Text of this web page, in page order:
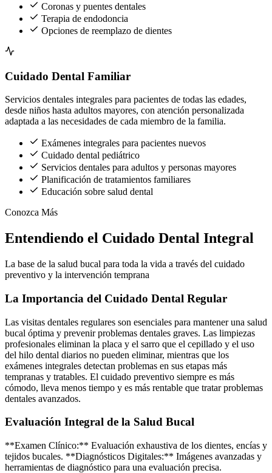
Coronas y puentes dentales
Terapia de endodoncia
Opciones de reemplazo de dientes
Cuidado Dental Familiar
Servicios dentales integrales para pacientes de todas las edades,
desde niños hasta adultos mayores, con atención personalizada
adaptada a las necesidades de cada miembro de la familia.
Exámenes integrales para pacientes nuevos
Cuidado dental pediátrico
Servicios dentales para adultos y personas mayores
Planificación de tratamientos familiares
Educación sobre salud dental
Conozca Más
Entendiendo el Cuidado Dental Integral
La base de la salud bucal para toda la vida a través del cuidado
preventivo y la intervención temprana
La Importancia del Cuidado Dental Regular
Las visitas dentales regulares son esenciales para mantener una salud
bucal óptima y prevenir problemas dentales graves. Las limpiezas
profesionales eliminan la placa y el sarro que el cepillado y el uso
del hilo dental diarios no pueden eliminar, mientras que los
exámenes integrales detectan problemas en sus etapas más
tempranas y tratables. El cuidado preventivo siempre es más
cómodo, lleva menos tiempo y es más rentable que tratar problemas
dentales avanzados.
Evaluación Integral de la Salud Bucal
**Examen Clínico:** Evaluación exhaustiva de los dientes, encías y
tejidos bucales. **Diagnósticos Digitales:** Imágenes avanzadas y
herramientas de diagnóstico para una evaluación precisa.